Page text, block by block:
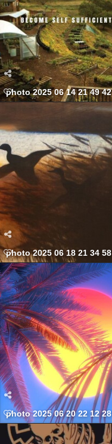
photo 2025 06 14 21 49 42
photo 2025 06 18 21 34 58
photo 2025 06 20 22 12 28